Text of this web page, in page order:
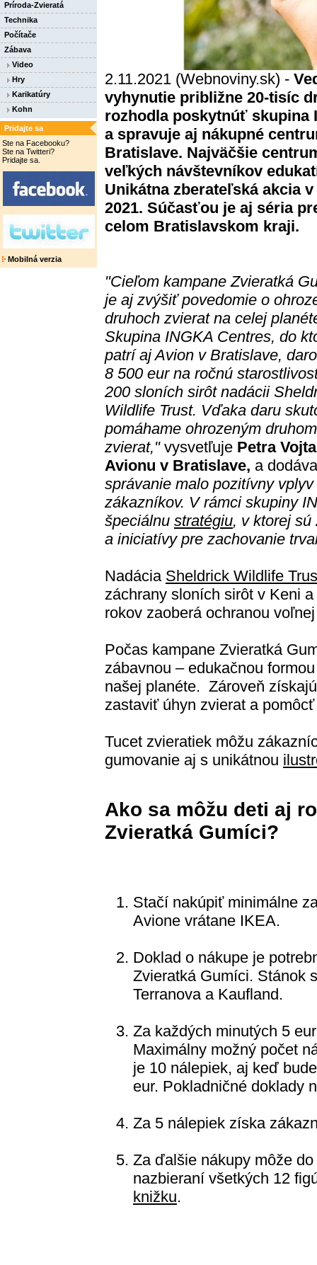
Príroda-Zvieratá
Technika
Počítače
Zábava
Video
Hry
Karikatúry
Kohn
Pridajte sa
Ste na Facebooku?
Ste na Twitteri?
Pridajte sa.
Mobilná verzia
2.11.2021 (Webnoviny.sk) -
vyhynutie približne 20-tisíc
rozhodla poskytnúť skupina
a spravuje aj nákupné
Bratislave. Najväčšie
veľkých návštevníkov
Unikátna zberateľská akcia
2021. Súčasťou je aj séria
celom Bratislavskom kraji.
"Cieľom kampane Zvieratká
je aj zvýšiť povedomie o
druhoch zvierat na celej
Skupina INGKA Centres, do
patrí aj Avion v Bratislave,
8 500 eur na ročnú
200 sloních sirôt nadácii
Wildlife Trust. Vďaka daru
pomáhame ohrozeným druhom
zvierat," vysvetľuje Petra
Avionu v Bratislave, a
správanie malo pozitívny
zákazníkov. V rámci skupiny
špeciálnu stratégiu, v ktorej sú
a iniciatívy pre zachovanie
Nadácia Sheldrick Wildlife
záchrany sloních sirôt v Keni
rokov zaoberá ochranou
Počas kampane Zvieratká
zábavnou – edukačnou
našej planéte. Zároveň
zastaviť úhyn zvierat a
Tucet zvieratiek môžu
gumovanie aj s unikátnou
Ako sa môžu deti aj
Zvieratká Gumíci?
Stačí nakúpiť minimálne
Avione vrátane IKEA.
Doklad o nákupe je
Zvieratká Gumíci. Stánok
Terranova a Kaufland.
Za každých minutých 5
Maximálny možný počet
je 10 nálepiek, aj keď
eur. Pokladničné doklady
Za 5 nálepiek získa
Za ďalšie nákupy môže
nazbieraní všetkých 12
knižku.